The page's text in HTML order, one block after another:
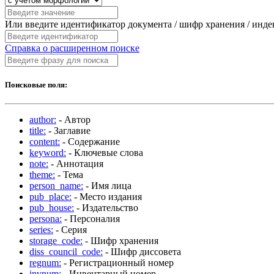
Или введите идентификатор документа / шифр хранения /
Справка о расширенном поиске
Поисковые поля:
author: - Автор
title: - Заглавие
content: - Содержание
keyword: - Ключевые слова
note: - Аннотация
theme: - Тема
person_name: - Имя лица
pub_place: - Место издания
pub_house: - Издательство
persona: - Персоналия
series: - Серия
storage_code: - Шифр хранения
diss_council_code: - Шифр диссовета
regnum: - Регистрационный номер